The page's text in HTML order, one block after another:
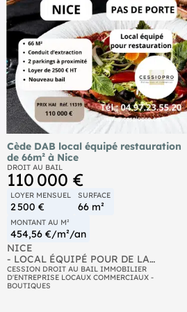
Cède DAB local équipé restauration
de 66m² à Nice
DROIT AU BAIL
110 000 €
LOYER MENSUEL
2 500 €
SURFACE
66 m²
MONTANT AU M²
454,56 €/m²/an
NICE
- LOCAL ÉQUIPÉ POUR DE LA
RESTAURATION CÈDE EN PAS DE
PORTE A céder un local équipé pour de
la restauration avec conduit
CESSION DROIT AU BAIL IMMOBILIER
D'ENTREPRISE LOCAUX COMMERCIAUX -
BOUTIQUES